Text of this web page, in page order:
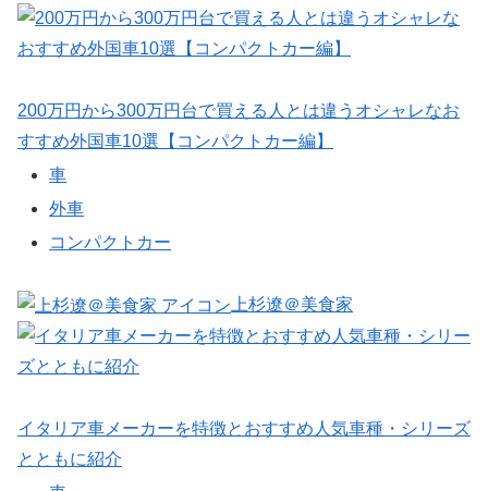
200万円から300万円台で買える人とは違うオシャレなお
すすめ外国車10選【コンパクトカー編】
車
外車
コンパクトカー
上杉遼＠美食家
イタリア車メーカーを特徴とおすすめ人気車種・シリーズ
とともに紹介